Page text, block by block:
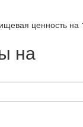
ценность на
на